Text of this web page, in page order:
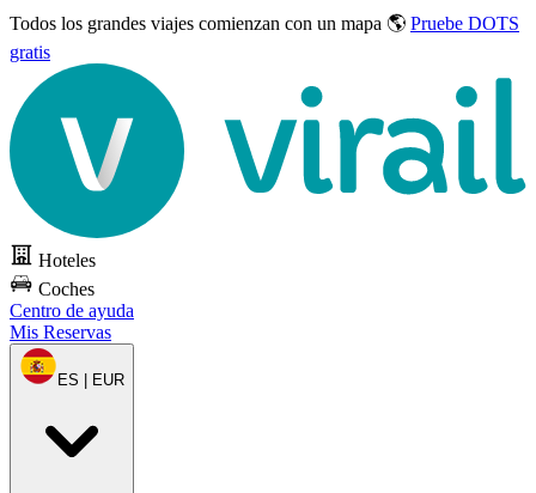
Todos los grandes viajes comienzan con un mapa 🌎 Pruebe DOTS
gratis
Hoteles
Coches
Centro de ayuda
Mis Reservas
ES | EUR